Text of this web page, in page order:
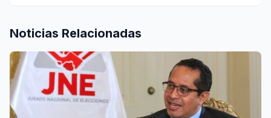
Noticias Relacionadas